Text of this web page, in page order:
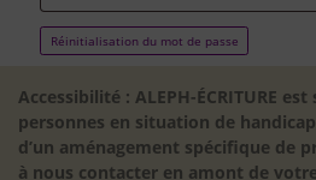
Réinitialisation du mot de passe
Accessibilité : ALEPH-ÉCRITURE
personnes en situation de
d’un aménagement spécifique de
à nous contacter en amont de